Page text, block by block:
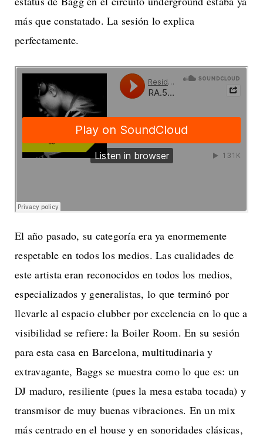
más que constatado. La sesión lo explica
perfectamente.
El año pasado, su categoría era ya enormemente
respetable en todos los medios. Las cualidades de
este artista eran reconocidos en todos los medios,
especializados y generalistas, lo que terminó por
llevarle al espacio clubber por excelencia en lo que a
visibilidad se refiere: la Boiler Room. En su sesión
para esta casa en Barcelona, multitudinaria y
extravagante, Baggs se muestra como lo que es: un
DJ maduro, resiliente (pues la mesa estaba tocada) y
transmisor de muy buenas vibraciones. En un mix
más centrado en el house y en sonoridades clásicas,